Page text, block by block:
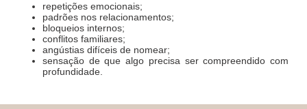
repetições emocionais;
padrões nos relacionamentos;
bloqueios internos;
conflitos familiares;
angústias difíceis de nomear;
sensação de que algo precisa ser compreendido com
profundidade.